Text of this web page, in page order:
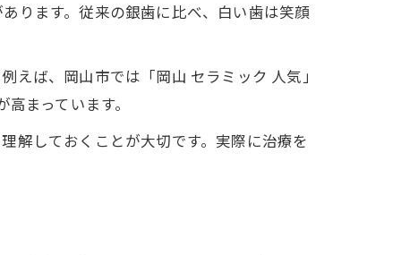
ります。従来の銀歯に比べ、白い歯は笑顔
ば、岡山市では「岡山 セラミック 人気」
まっています。
解しておくことが大切です。実際に治療を